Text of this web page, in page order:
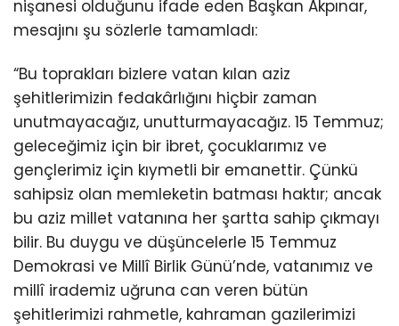
nişanesi olduğunu ifade eden Başkan Akpınar,
mesajını şu sözlerle tamamladı:
“Bu toprakları bizlere vatan kılan aziz
şehitlerimizin fedakârlığını hiçbir zaman
unutmayacağız, unutturmayacağız. 15 Temmuz;
geleceğimiz için bir ibret, çocuklarımız ve
gençlerimiz için kıymetli bir emanettir. Çünkü
sahipsiz olan memleketin batması haktır; ancak
bu aziz millet vatanına her şartta sahip çıkmayı
bilir. Bu duygu ve düşüncelerle 15 Temmuz
Demokrasi ve Millî Birlik Günü’nde, vatanımız ve
millî irademiz uğruna can veren bütün
şehitlerimizi rahmetle, kahraman gazilerimizi